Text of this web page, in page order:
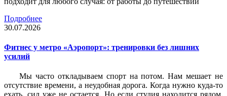
Подробнее
30.07.2026
Фитнес у метро «Аэропорт»: тренировки без лишних
усилий
Мы часто откладываем спорт на потом. Нам мешает не
отсутствие времени, а неудобная дорога. Когда нужно куда-то
ехать, сил уже не остается. Но если студия находится рядом,